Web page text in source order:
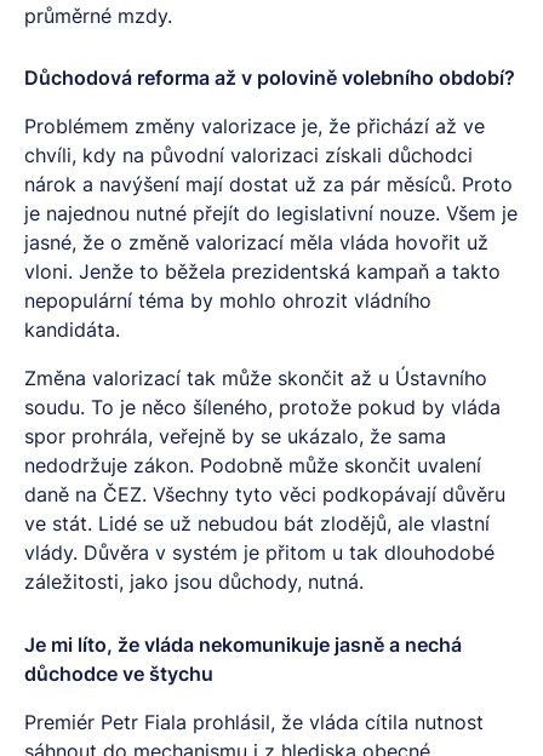
průměrné mzdy.
Důchodová reforma až v polovině volebního období?
Problémem změny valorizace je, že přichází až ve
chvíli, kdy na původní valorizaci získali důchodci
nárok a navýšení mají dostat už za pár měsíců. Proto
je najednou nutné přejít do legislativní nouze. Všem je
jasné, že o změně valorizací měla vláda hovořit už
vloni. Jenže to běžela prezidentská kampaň a takto
nepopulární téma by mohlo ohrozit vládního
kandidáta.
Změna valorizací tak může skončit až u Ústavního
soudu. To je něco šíleného, protože pokud by vláda
spor prohrála, veřejně by se ukázalo, že sama
nedodržuje zákon. Podobně může skončit uvalení
daně na ČEZ. Všechny tyto věci podkopávají důvěru
ve stát. Lidé se už nebudou bát zlodějů, ale vlastní
vlády. Důvěra v systém je přitom u tak dlouhodobé
záležitosti, jako jsou důchody, nutná.
Je mi líto, že vláda nekomunikuje jasně a nechá
důchodce ve štychu
Premiér Petr Fiala prohlásil, že vláda cítila nutnost